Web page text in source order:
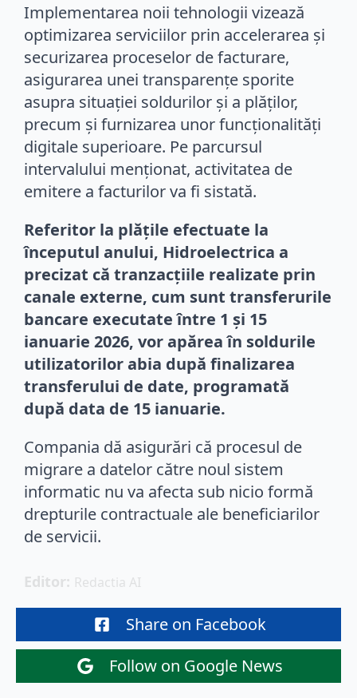
Implementarea noii tehnologii vizează
optimizarea serviciilor prin accelerarea și
securizarea proceselor de facturare,
asigurarea unei transparențe sporite
asupra situației soldurilor și a plăților,
precum și furnizarea unor funcționalități
digitale superioare. Pe parcursul
intervalului menționat, activitatea de
emitere a facturilor va fi sistată.
Referitor la plățile efectuate la
începutul anului, Hidroelectrica a
precizat că tranzacțiile realizate prin
canale externe, cum sunt transferurile
bancare executate între 1 și 15
ianuarie 2026, vor apărea în soldurile
utilizatorilor abia după finalizarea
transferului de date, programată
după data de 15 ianuarie.
Compania dă asigurări că procesul de
migrare a datelor către noul sistem
informatic nu va afecta sub nicio formă
drepturile contractuale ale beneficiarilor
de servicii.
Editor: Redactia AI
Share on Facebook
Follow on Google News